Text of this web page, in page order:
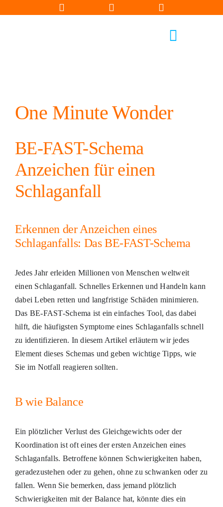
Toggle
One Minute Wonder
BE-FAST-Schema
Anzeichen für einen
Schlaganfall
Erkennen der Anzeichen eines
Schlaganfalls: Das BE-FAST-Schema
Jedes Jahr erleiden Millionen von Menschen weltweit
einen Schlaganfall. Schnelles Erkennen und Handeln kann
dabei Leben retten und langfristige Schäden minimieren.
Das BE-FAST-Schema ist ein einfaches Tool, das dabei
hilft, die häufigsten Symptome eines Schlaganfalls schnell
zu identifizieren. In diesem Artikel erläutern wir jedes
Element dieses Schemas und geben wichtige Tipps, wie
Sie im Notfall reagieren sollten.
B wie Balance
Ein plötzlicher Verlust des Gleichgewichts oder der
Koordination ist oft eines der ersten Anzeichen eines
Schlaganfalls. Betroffene können Schwierigkeiten haben,
geradezustehen oder zu gehen, ohne zu schwanken oder zu
fallen. Wenn Sie bemerken, dass jemand plötzlich
Schwierigkeiten mit der Balance hat, könnte dies ein